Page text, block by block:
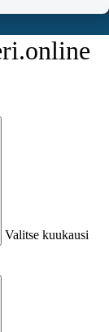
Valitse kuukausi